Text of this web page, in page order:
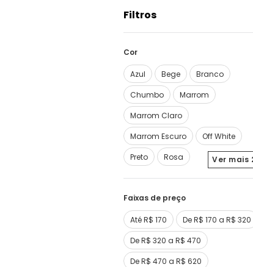
Filtros
Cor
Azul Bege
Branco
Chumbo
Marrom
Marrom Claro
Marrom Escuro
Off White
Preto
Rosa Ver mais
Faixas de preço
Até R$ 170
De R$ 170 a R$ 320
De R$ 320 a R$ 470
De R$ 470 a R$ 620